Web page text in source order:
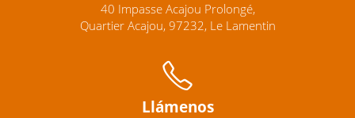
40 Impasse Acajou Prolongé,
Quartier Acajou, 97232, Le Lamentin
Llámenos